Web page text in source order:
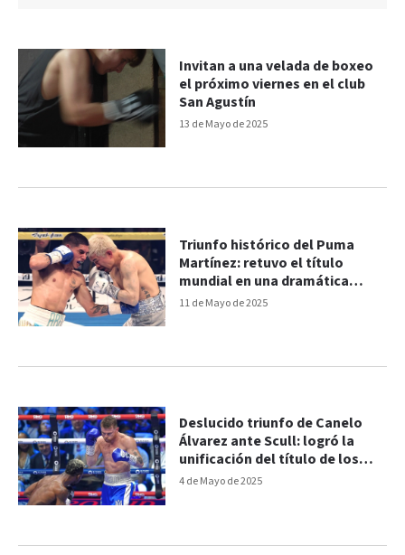
13 de Mayo de 2025
Invitan a una velada de boxeo
el próximo viernes en el club
San Agustín
11 de Mayo de 2025
Triunfo histórico del Puma
Martínez: retuvo el título
mundial en una dramática
pelea
4 de Mayo de 2025
Deslucido triunfo de Canelo
Álvarez ante Scull: logró la
unificación del título de los
supermedianos